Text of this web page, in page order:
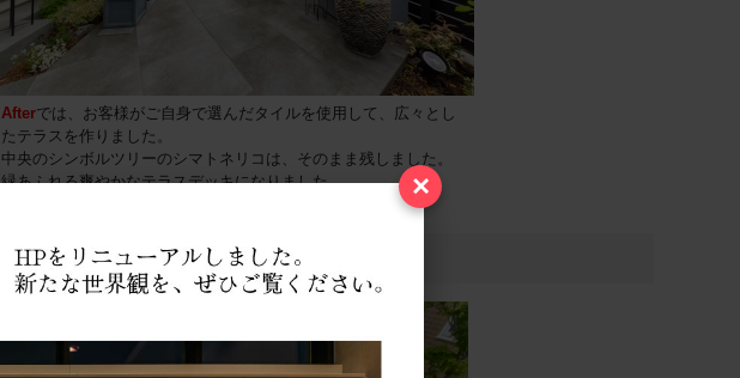
Afterでは、お客様がご自身で選んだタイルを使用して、広々とし
たテラスを作りました。
中央のシンボルツリーのシマトネリコは、そのまま残しました。
緑あふれる爽やかなテラスデッキになりました。
×